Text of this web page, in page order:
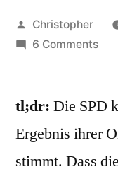
Posted
by
Christopher
6 Commentson
ob
das
tl;dr: Die SPD
Ergebnis ihrer
stimmt. Dass